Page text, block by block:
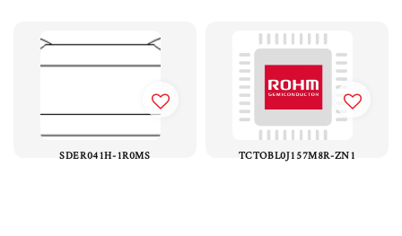
SDER041H-1R0MS TCTOBL0J157M8R-ZN1